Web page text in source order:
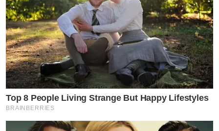
Top 8 People Living Strange But Happy Lifestyles
BRAINBERRIES